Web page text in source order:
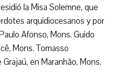
la Misa Solemne, que
arquidiocesanos y por
Afonso, Mons. Guido
Mons. Tomasso
en Maranhão, Mons.